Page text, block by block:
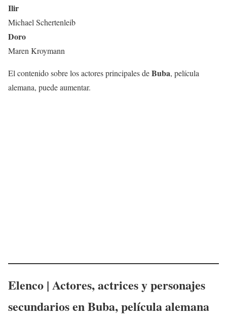
Ilir
Michael Schertenleib
Doro
Maren Kroymann
El contenido sobre los actores principales deBuba, película
alemana, puede aumentar.
Elenco | Actores, actrices y personajes
secundarios enBuba,película alemana